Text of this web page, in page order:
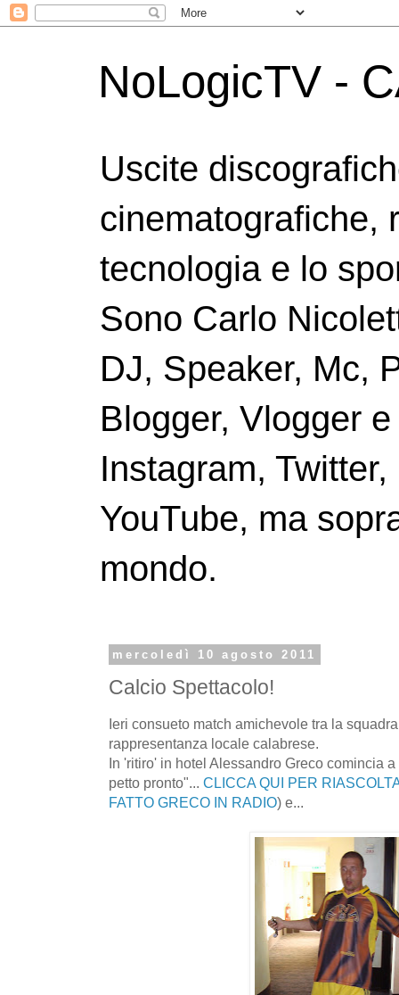
NoLogicTV -
Uscite
cinematografiche,
tecnologia e lo
Sono Carlo
DJ, Speaker, Mc,
Blogger, Vlogger
Instagram,
YouTube, ma
mondo.
mercoledì 10 agosto 2011
Calcio Spettacolo!
Ieri consueto match amichevole tra la
rappresentanza locale calabrese.
In 'ritiro' in hotel Alessandro Greco comincia
petto pronto"... CLICCA QUI PER
FATTO GRECO IN RADIO) e...